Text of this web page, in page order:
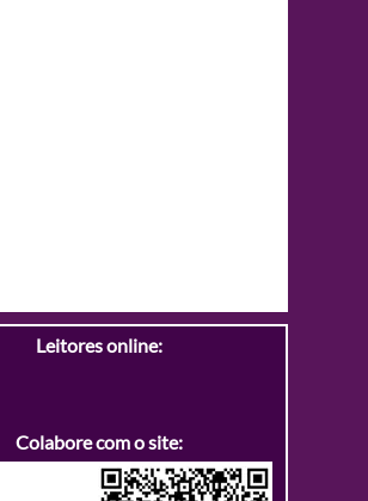
Leitores online:
Colabore com o site: